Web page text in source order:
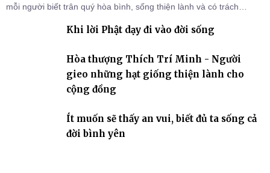
mỗi người biết trân quý hòa bình, sống thiện lành và có trách
Khi lời Phật dạy đi vào đời sống
Hòa thượng Thích Trí Minh - Người
gieo những hạt giống thiện lành cho
cộng đồng
Ít muốn sẽ thấy an vui, biết đủ ta sống cả
đời bình yên